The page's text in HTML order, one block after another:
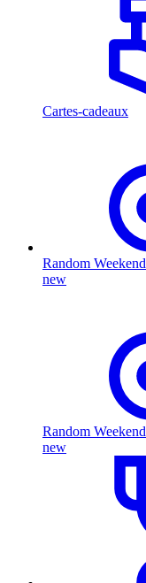
Cartes-cadeaux
Random Weekend
new
Random Weekend
new